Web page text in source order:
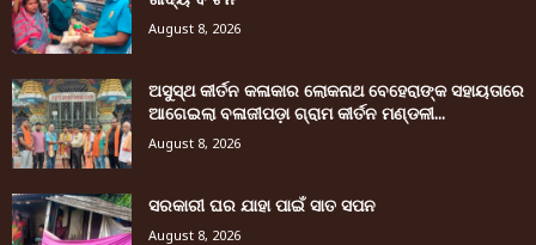
August 8, 2026
ଅସୁସ୍ଥ କୀର୍ତନ କଳାକାର ଲୋକନାଥ ବେହେରାଙ୍କ ସହାୟତାରେ
ଆଗେଇଲା ବଳାଜୀପଡ଼ା ଗ୍ରାମ କୀର୍ତନ ମଣ୍ଡଳୀ...
August 8, 2026
ସରକାରୀ ଘର ଯାହା ପାଇଁ ସାତ ସପନ
August 8, 2026